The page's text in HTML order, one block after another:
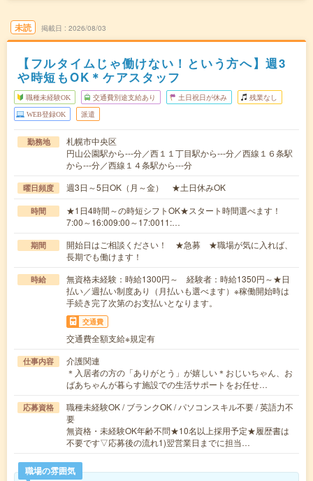
未読 掲載日 2026/08/03
【フルタイムじゃ働けない！という方へ】週3
や時短もOK＊ケアスタッフ
職種未経験OK 交通費別途支給あり 土日祝日が休み 残業なし
WEB登録OK 派遣
勤務地
札幌市中央区
円山公園駅から---分／西１１丁目駅から---分／西線１６条駅
から---分／西線１４条駅から---分
曜日頻度 週3日～5日OK（月～金） ★土日休みOK
時間
★1日4時間～の時短シフトOK★スタート時間選べます！
7:00～16:009:00～17:0011:…
期間
開始日はご相談ください！ ★急募 ★職場が気に入れば、
長期でも働けます！
時給
無資格未経験：時給1300円～ 経験者：時給1350円～★日
払い／週払い制度あり（月払いも選べます）※稼働開始時は
手続き完了次第のお支払いとなります。
交通費
交通費全額支給※規定有
仕事内容
介護関連
＊入居者の方の「ありがとう」が嬉しい＊おじいちゃん、お
ばあちゃんが暮らす施設での生活サポートをお任せ…
応募資格
職種未経験OK / ブランクOK / パソコンスキル不要 / 英語力不
要
無資格・未経験OK年齢不問★10名以上採用予定★履歴書は
不要です▽応募後の流れ1)翌営業日までに担当…
職場の雰囲気